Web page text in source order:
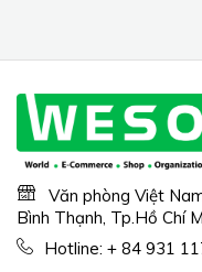
Văn phòng Việt
Bình Thạnh, Tp.Hồ Chí
Hotline: + 84 931